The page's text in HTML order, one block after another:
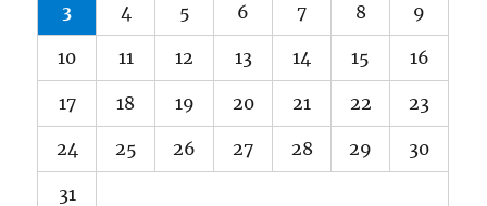
3 4 5 6 7 8 9
10 11 12 13 14 15 16
17 18 19 20 21 22 23
24 25 26 27 28 29 30
31